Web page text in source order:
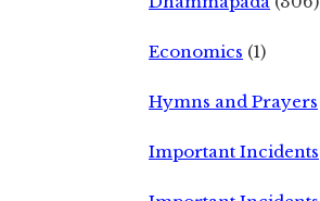
Economics (1)
Hymns and Prayers
Important Incidents